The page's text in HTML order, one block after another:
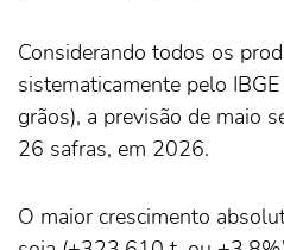
Considerando todos os
sistematicamente pelo
grãos), a previsão de maio
26 safras, em 2026.
O maior crescimento